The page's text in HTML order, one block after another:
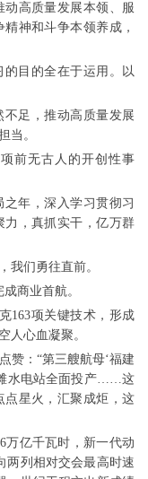
高质量发展本领、服
神和斗争本领养成，
目的全在于运用。以
足，推动高质量发展
当。
前无古人的开创性事
年，深入学习贯彻习
力，真抓实干，亿万群
我们勇往直前。
商业首航。
163项关键技术，形成
人心血凝聚。
赞：“第三艘航母‘福建
水电站全面投产……这
点星火，汇聚成炬，这
万亿千瓦时，新一代动
两列相对交会最高时速